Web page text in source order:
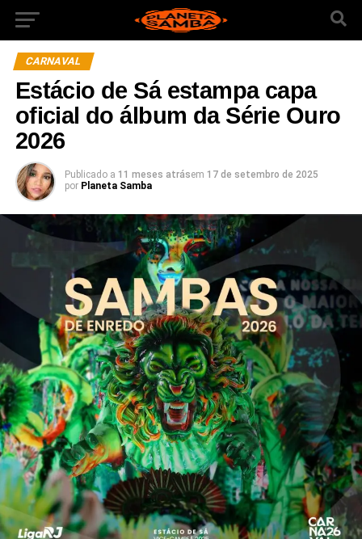
CARNAVAL
Estácio de Sá estampa capa
oficial do álbum da Série Ouro
2026
Publicado a 11 meses atrásem 17 de setembro de 2025
por Planeta Samba